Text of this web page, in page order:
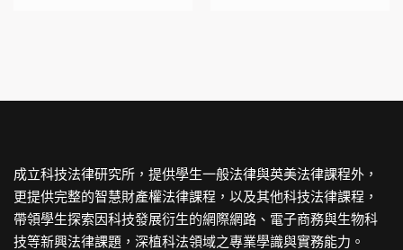
成立科技法律研究所，提供學生一般法律與英美法律課程外，
更提供完整的智慧財產權法律課程，以及其他科技法律課程，
帶領學生探索因科技發展衍生的網際網路、電子商務與生物科
技等新興法律課題，深植科法領域之專業學識與實務能力。